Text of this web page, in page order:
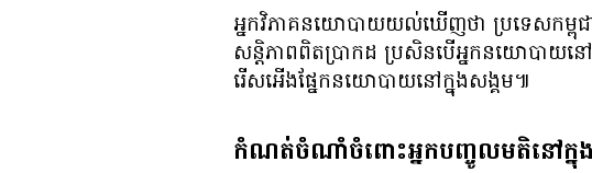
អ្នក​វិភាគ​នយោបាយ​យល់​ឃើញ​ថា ប្រទេស​កម្ពុជ
សន្តិភាព​ពិត​ប្រាកដ ប្រសិន​បើ​អ្នក​នយោបាយ​នៅ​
រើសអើង​ផ្នែក​នយោបាយ​នៅ​ក្នុង​សង្គម៕
កំណត់ចំណាំចំពោះអ្នកបញ្ចូលមតិនៅក្នុង